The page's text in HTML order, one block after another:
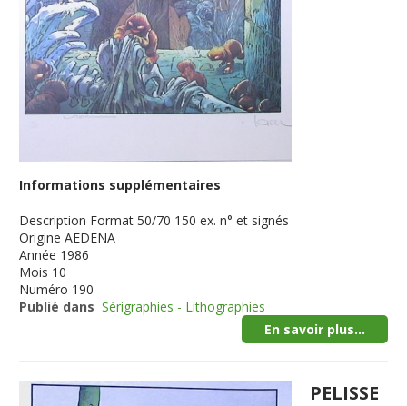
Informations supplémentaires
Description Format 50/70 150 ex. n° et signés
Origine AEDENA
Année 1986
Mois 10
Numéro 190
Publié dans Sérigraphies - Lithographies
En savoir plus...
PELISSE